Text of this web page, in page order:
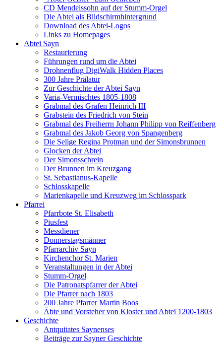
CD Mendelssohn auf der Stumm-Orgel
Die Abtei als Bildschirmhintergrund
Download des Abtei-Logos
Links zu Homepages
Abtei Sayn
Restaurierung
Führungen rund um die Abtei
Drohnenflug DigiWalk Hidden Places
300 Jahre Prälatur
Zur Geschichte der Abtei Sayn
Varia-Vermischtes 1805-1808
Grabmal des Grafen Heinrich III
Grabstein des Friedrich von Stein
Grabmal des Freiherrn Johann Philipp von Reiffenberg
Grabmal des Jakob Georg von Spangenberg
Die Selige Regina Protman und der Simonsbrunnen
Glocken der Abtei
Der Simonsschrein
Der Brunnen im Kreuzgang
St. Sebastianus-Kapelle
Schlosskapelle
Marienkapelle und Kreuzweg im Schlosspark
Pfarrei
Pfarrbote St. Elisabeth
Piusfest
Messdiener
Donnerstagsmänner
Pfarrarchiv Sayn
Kirchenchor St. Marien
Veranstaltungen in der Abtei
Stumm-Orgel
Die Patronatspfarrer der Abtei
Die Pfarrer nach 1803
200 Jahre Pfarrer Martin Boos
Äbte und Vorsteher von Kloster und Abtei 1200-1803
Geschichte
Antquitates Saynenses
Beiträge zur Sayner Geschichte